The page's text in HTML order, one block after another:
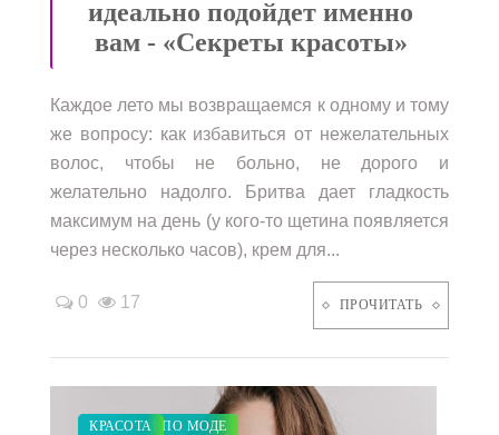
идеально подойдет именно
вам - «Секреты красоты»
Каждое лето мы возвращаемся к одному и тому
же вопросу: как избавиться от нежелательных
волос, чтобы не больно, не дорого и
желательно надолго. Бритва дает гладкость
максимум на день (у кого-то щетина появляется
через несколько часов), крем для...
0 17 ПРОЧИТАТЬ
ЗАКУПКИ ПО МОДЕ
КРАСОТА